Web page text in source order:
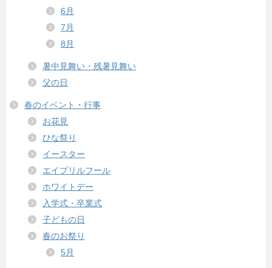
6月
7月
8月
暑中見舞い・残暑見舞い
父の日
春のイベント・行事
お花見
ひな祭り
イースター
エイプリルフール
ホワイトデー
入学式・卒業式
子どもの日
春のお祭り
5月